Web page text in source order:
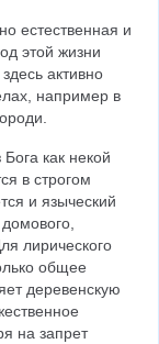
естественная и
этой жизни
активно
например в
как некой
в строгом
и языческий
лирического
общее
деревенскую
на запрет